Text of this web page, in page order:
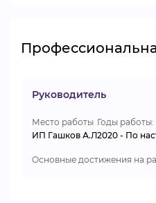
Руководитель
Место работы
ИП Гашков А.Л
Годы работы:
2020 - По
Основные достижения на